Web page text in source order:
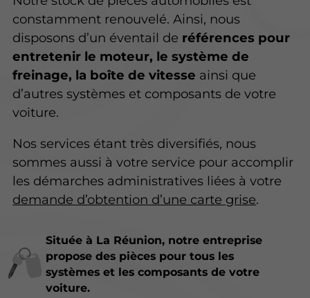
constamment renouvelé. Ainsi, nous
disposons d’un éventail de références pour
entretenir le moteur, le système de
freinage, la boîte de vitesse ainsi que
d’autres systèmes et composants de votre
voiture.
Nos services étant très diversifiés, nous
sommes aussi à votre service pour accomplir
les démarches administratives liées à votre
demande d’obtention d’une carte grise.
Située à La Réunion, notre entreprise
propose des pièces pour tous les
systèmes et les composants de votre
voiture.